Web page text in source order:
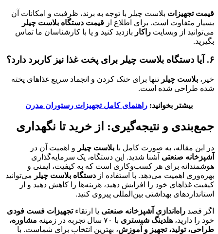
قیمت تجهیزات بلاست چیلر با توجه به برند، ظرفیت و امکانات آن
بسیار متفاوت است. برای اطلاع از قیمت دستگاه بلاست چیلر
می‌توانید از وبسایت راکار بازدید کنید و یا با کارشناسان ما تماس
بگیرید.
۶. آیا دستگاه بلاست چیلر برای پخت غذا نیز کاربرد دارد؟
خیر، بلاست چیلر تنها برای خنک کردن و انجماد سریع غذاهای پخته
شده طراحی شده است.
بیشتر بخوانید: راهنمای کامل تجهیزات رستوران مدرن
جمع‌بندی و نتیجه‌گیری: از خرید تا نگهداری
در این مقاله، به صورت کامل با بلاست چیلر و اهمیت آن در
آشپزخانه صنعتی آشنا شدید. این دستگاه، یک سرمایه‌گذاری
هوشمندانه برای هر کسب‌وکاری است که به کیفیت، ایمنی و
بهره‌وری اهمیت می‌دهد. با استفاده از دستگاه بلاست چیلر می‌توانید
کیفیت غذاهای خود را افزایش دهید، هزینه‌ها را کاهش دهید و از
استانداردهای بهداشتی بین‌المللی پیروی کنید.
اگر قصد راه‌اندازی آشپزخانه صنعتی یا ارتقاءتجهیزات فست فودی
خود را دارید، هلدینگ شبستری با ۷۰ سال تجربه در زمینه
مشاوره،
طراحی، تولید، تجهیز و آموزش، بهترین انتخاب برای شماست. با